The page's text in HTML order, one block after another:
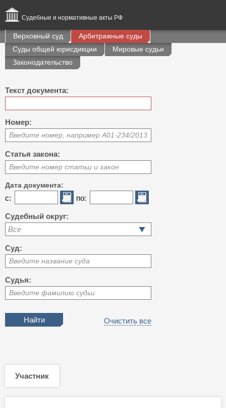
Судебные и нормативные акты РФ
Верховный суд
Арбитражные суды
Суды общей юрисдикции
Мировые судьи
Законодательство
Текст документа:
Номер:
Введите номер, например А01-234/2013
Статья закона:
Введите номер статьи и закон
Дата документа:
с: по:
Судебный округ:
Все
Суд:
Введите название суда
Судья:
Введите фамилию судьи
Очистить все
Участник